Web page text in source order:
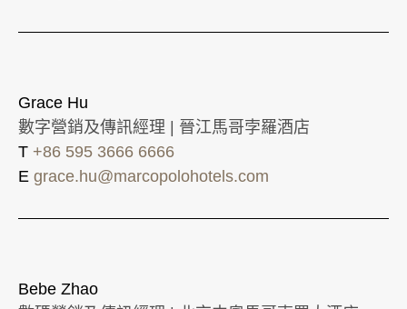
Grace Hu
數字營銷及傳訊經理 | 晉江馬哥孛羅酒店
T +86 595 3666 6666
E grace.hu@marcopolohotels.com
Bebe Zhao